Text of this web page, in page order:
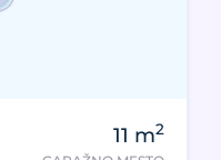
11 m2